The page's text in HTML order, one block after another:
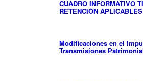
CUADRO INFORMATIVO
RETENCIÓN
Modificaciones en el
Transmisiones